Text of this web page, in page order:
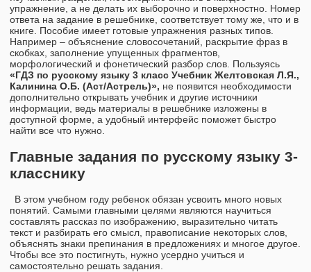
упражнение, а не делать их выборочно и поверхностно. Номер
ответа на задание в решебнике, соответствует тому же, что и в
книге. Пособие имеет готовые упражнения разных типов.
Например – объяснение словосочетаний, раскрытие фраз в
скобках, заполнение упущенных фрагментов,
морфологический и фонетический разбор слов. Пользуясь
«ГДЗ по русскому языку 3 класс Учебник Желтовская Л.Я.,
Калинина О.Б. (Аст/Астрель)», не появится необходимости
дополнительно открывать учебник и другие источники
информации, ведь материалы в решебнике изложены в
доступной форме, а удобный интерфейс поможет быстро
найти все что нужно.
Главные задания по русскому языку 3-
класснику
В этом учебном году ребенок обязан усвоить много новых
понятий. Самыми главными целями являются научиться
составлять рассказ по изображению, выразительно читать
текст и разбирать его смысл, правописание некоторых слов,
объяснять знаки препинания в предложениях и многое другое.
Чтобы все это постигнуть, нужно усердно учиться и
самостоятельно решать задания.